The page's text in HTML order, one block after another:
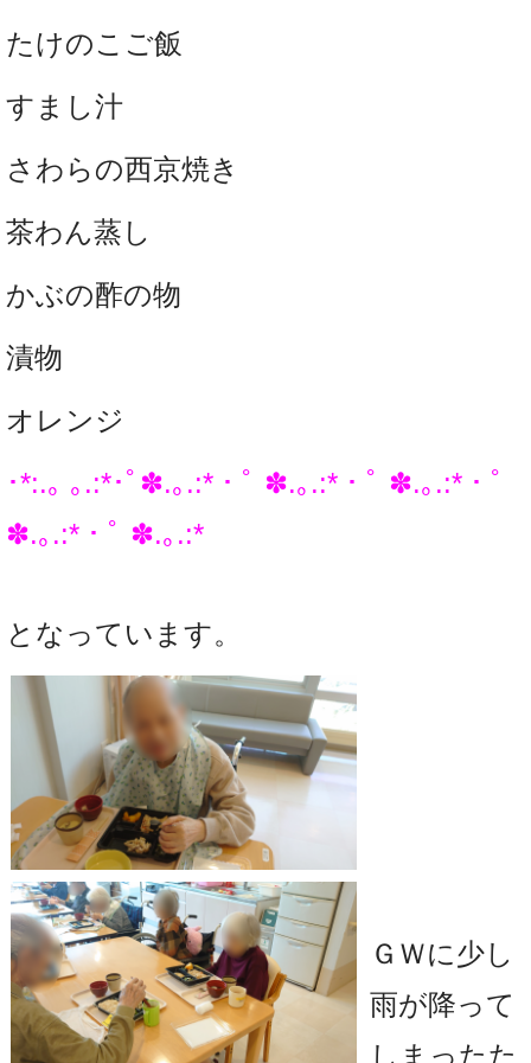
たけのこご飯
すまし汁
さわらの西京焼き
茶わん蒸し
かぶの酢の物
漬物
オレンジ
･*:.｡ ｡.:*･ﾟ✽.｡.:*・ﾟ ✽.｡.:*・ﾟ ✽.｡.:*・ﾟ
✽.｡.:*・ﾟ ✽.｡.:*
となっています。
ＧＷに少し
雨が降って
しまったた